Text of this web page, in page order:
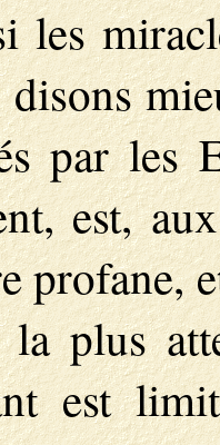
les
disons
par les
est,
profane,
la plus
est